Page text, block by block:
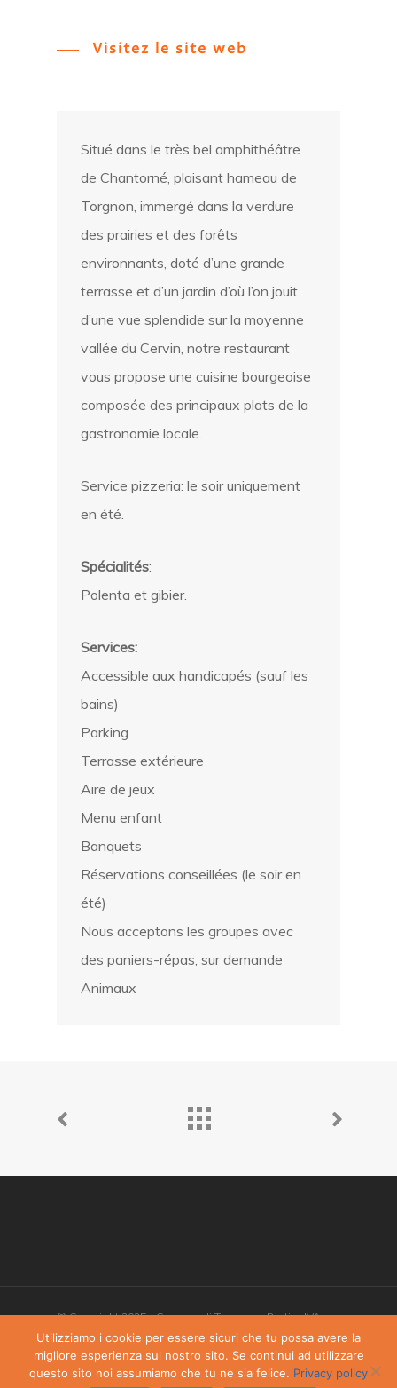
Visitez le site web
Situé dans le très bel amphithéâtre
de Chantorné, plaisant hameau de
Torgnon, immergé dans la verdure
des prairies et des forêts
environnants, doté d’une grande
terrasse et d’un jardin d’où l’on jouit
d’une vue splendide sur la moyenne
vallée du Cervin, notre restaurant
vous propose une cuisine bourgeoise
composée des principaux plats de la
gastronomie locale.
Service pizzeria: le soir uniquement
en été.
Spécialités:
Polenta et gibier.
Services:
Accessible aux handicapés (sauf les
bains)
Parking
Terrasse extérieure
Aire de jeux
Menu enfant
Banquets
Réservations conseillées (le soir en
été)
Nous acceptons les groupes avec
des paniers-répas, sur demande
Animaux
© Copyright 2025 - Comune di Torgnon - Partita IVA:
00405970070
Privacy Policy-Dichiarazione di accessibilità
Utilizziamo i cookie per essere sicuri che tu possa avere la
migliore esperienza sul nostro sito. Se continui ad utilizzare
questo sito noi assumiamo che tu ne sia felice. Privacy policy